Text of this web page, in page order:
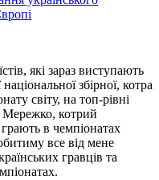
які зараз виступають
збірної, котра
світу, на топ-рівні
Мережко, котрий
в чемпіонатах
все від мене
гравців та